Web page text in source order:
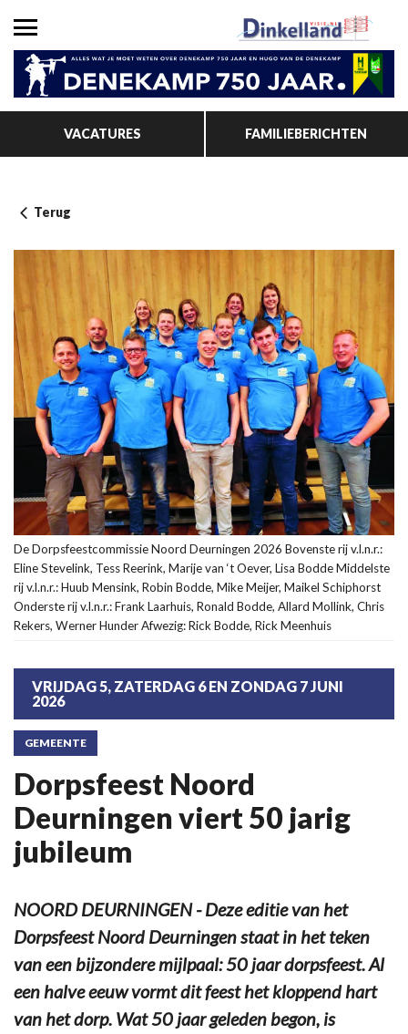
VACATURES FAMILIEBERICHTEN
Terug
De Dorpsfeestcommissie Noord Deurningen 2026 Bovenste rij v.l.n.r.:
Eline Stevelink, Tess Reerink, Marije van ‘t Oever, Lisa Bodde Middelste
rij v.l.n.r.: Huub Mensink, Robin Bodde, Mike Meijer, Maikel Schiphorst
Onderste rij v.l.n.r.: Frank Laarhuis, Ronald Bodde, Allard Mollink, Chris
Rekers, Werner Hunder Afwezig: Rick Bodde, Rick Meenhuis
VRIJDAG 5, ZATERDAG 6 EN ZONDAG 7 JUNI
2026
GEMEENTE
Dorpsfeest Noord
Deurningen viert 50 jarig
jubileum
NOORD DEURNINGEN - Deze editie van het
Dorpsfeest Noord Deurningen staat in het teken
van een bijzondere mijlpaal: 50 jaar dorpsfeest. Al
een halve eeuw vormt dit feest het kloppend hart
van het dorp. Wat 50 jaar geleden begon, is